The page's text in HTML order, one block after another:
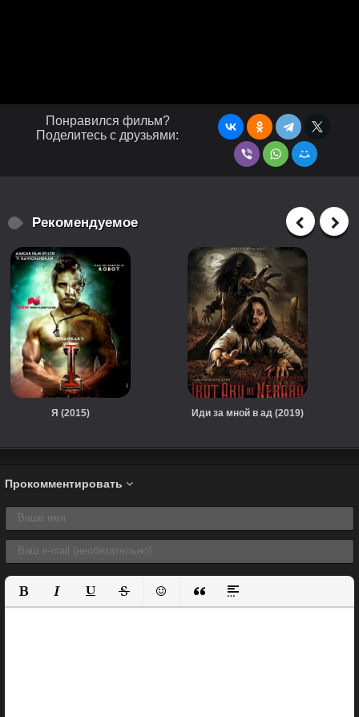
Понравился фильм?
Поделитесь с друзьями:
Рекомендуемое
Я (2015) Иди за мной в ад (2019)
Прокомментировать
Полужирный
КурсивПодчеркнутый
ЗачеркнутыйВставить смайлик
Вставка цитаты
Вставка спойлера